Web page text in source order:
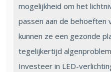
mogelijkheid om het
passen aan de behoeften
kunnen ze een gezonde
tegelijkertijd
Investeer in LED-